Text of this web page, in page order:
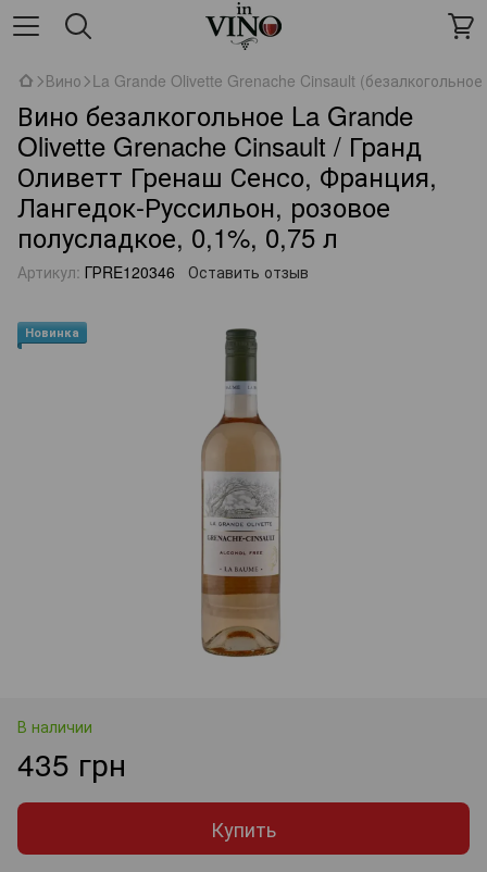
Вино La Grande Olivette Grenache Cinsault
Вино безалкогольное La Grande
Olivette Grenache Cinsault / Гранд
Оливетт Гренаш Сенсо, Франция,
Лангедок-Руссильон, розовое
полусладкое, 0,1%, 0,75 л
Артикул: ГРRE120346 Оставить отзыв
Новинка
В наличии
435 грн
Купить